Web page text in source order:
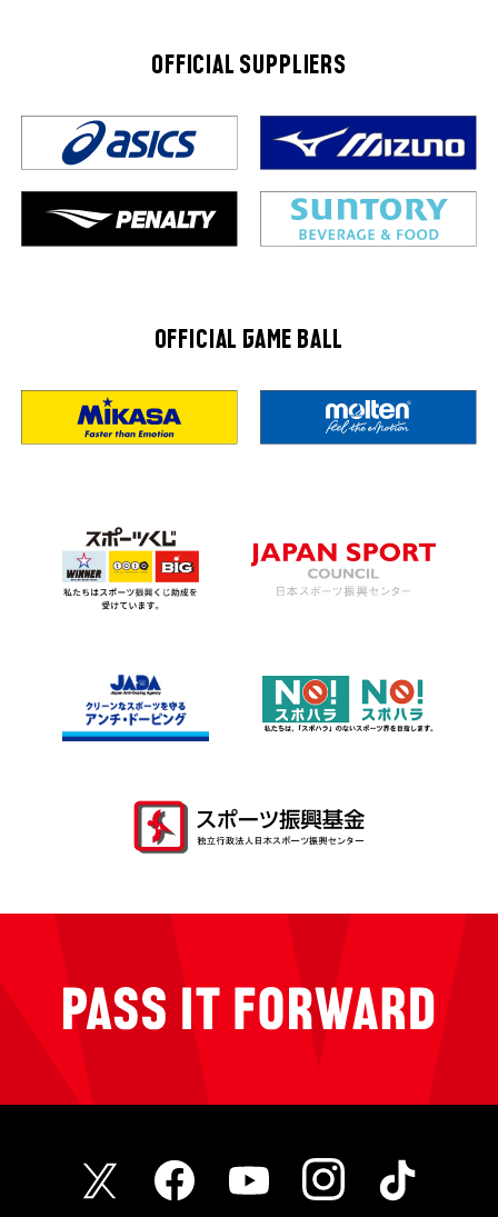
OFFICIAL SUPPLIERS
OFFICIAL GAME BALL